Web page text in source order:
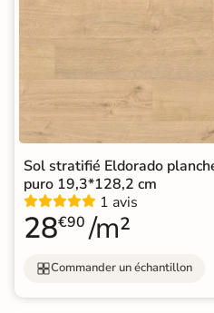
Sol stratifié Eldorado
puro 19,3*128,2 cm
1 avis
28€90 /m²
Commander un échantillon